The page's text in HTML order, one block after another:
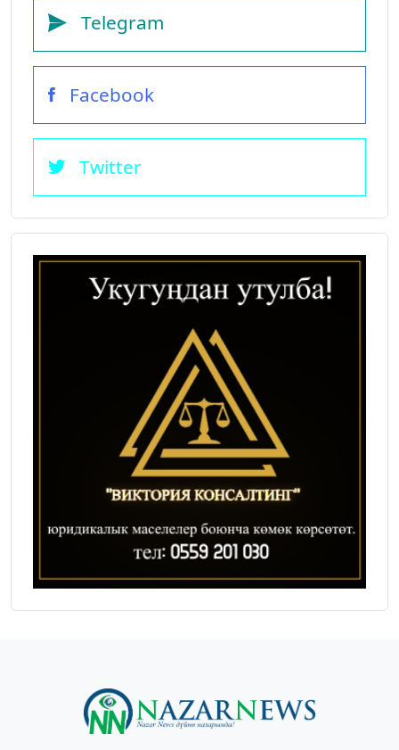
Telegram
Facebook
Twitter